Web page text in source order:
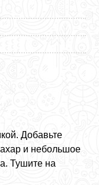
Добавьте
и небольшое
Тушите на